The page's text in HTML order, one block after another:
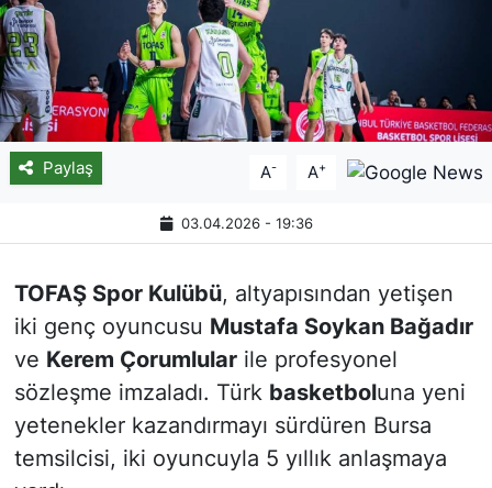
Paylaş A- A+
03.04.2026 - 19:36
TOFAŞ Spor Kulübü, altyapısından yetişen
iki genç oyuncusu Mustafa Soykan Bağadır
ve Kerem Çorumlularile profesyonel
sözleşme imzaladı. Türk basketboluna yeni
yetenekler kazandırmayı sürdüren Bursa
temsilcisi, iki oyuncuyla 5 yıllık anlaşmaya